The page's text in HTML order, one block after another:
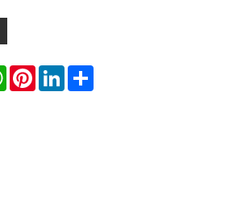
WhatsApp
PinterestLinkedIn